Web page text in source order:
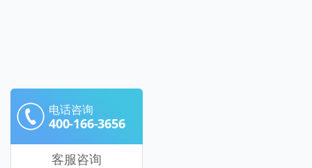
电话咨询
400-166-3656
客服咨询